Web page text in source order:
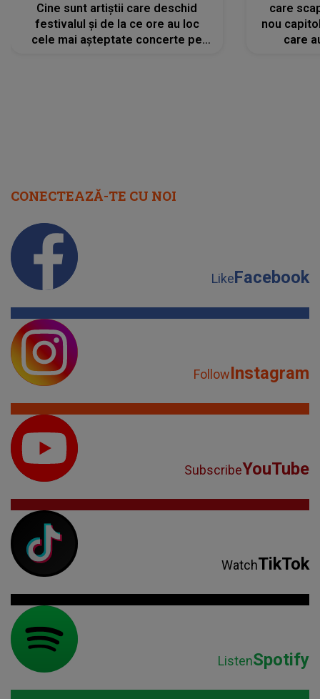
Cine sunt artiștii care deschid
festivalul și de la ce ore au loc
cele mai așteptate concerte pe
care
nou
care
CONECTEAZĂ-TE CU NOI
LikeFacebook
FollowInstagram
SubscribeYouTube
WatchTikTok
ListenSpotify